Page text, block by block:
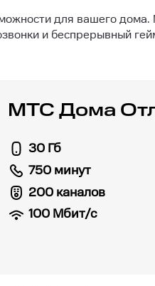
для вашего дома.
и беспрерывный
МТС Дома
30 Гб
750 минут
200 каналов
100Мбит/с